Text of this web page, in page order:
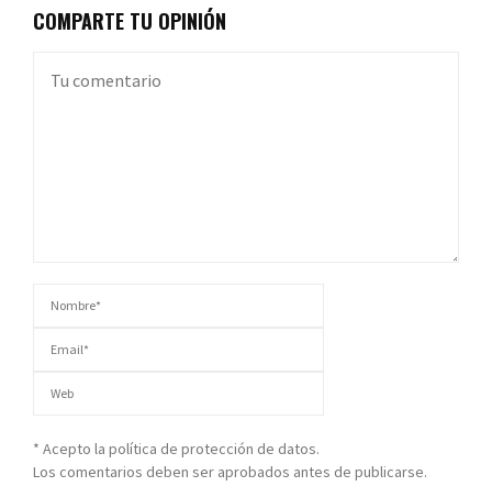
COMPARTE TU OPINIÓN
* Acepto la política de protección de datos.
Los comentarios deben ser aprobados antes de publicarse.